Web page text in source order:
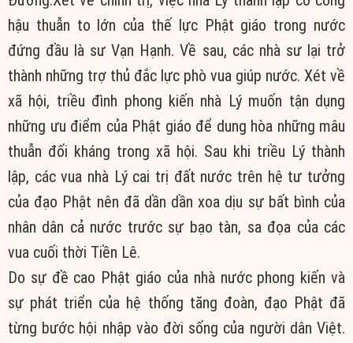
hậu thuẫn to lớn của thế lực Phật giáo trong nước
đứng đầu là sư Vạn Hạnh. Về sau, các nhà sư lại trở
thành những trợ thủ đắc lực phò vua giúp nước. Xét về
xã hội, triều đình phong kiến nhà Lý muốn tận dụng
những ưu điểm của Phật giáo để dung hòa những mâu
thuẫn đối kháng trong xã hội. Sau khi triều Lý thành
lập, các vua nhà Lý cai trị đất nước trên hệ tư tưởng
của đạo Phật nên đã dần dần xoa dịu sự bất bình của
nhân dân cả nước trước sự bạo tàn, sa đọa của các
vua cuối thời Tiền Lê.
Do sự đề cao Phật giáo của nhà nước phong kiến và
sự phát triển của hệ thống tăng đoàn, đạo Phật đã
từng bước hội nhập vào đời sống của người dân Việt.